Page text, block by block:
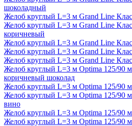
шоколадный
Желоб круглый L=3 м Grand Line
Желоб круглый L=3 м Grand Line
коричневый
Желоб круглый L=3 м Grand Line
Желоб круглый L=3 м Grand Line
Желоб круглый L=3 м Grand Line
Желоб круглый L=3 м Optima 125/90
коричневый шоколад
Желоб круглый L=3 м Optima 125/90
Желоб круглый L=3 м Optima 125/90
вино
Желоб круглый L=3 м Optima 125/90
Желоб круглый L=3 м Optima 125/90